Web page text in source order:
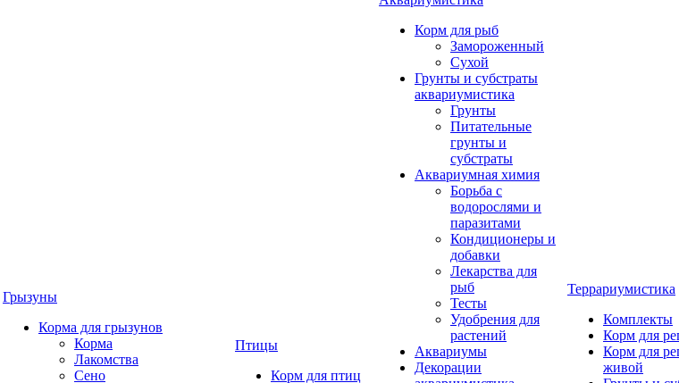
Грызуны
Корма для грызунов
Корма
Лакомства
Сено
Птицы
Корм для птиц
Корм для рыб
Замороженный
Сухой
Грунты и субстраты
аквариумистика
Грунты
Питательные
грунты и
субстраты
Аквариумная химия
Борьба с
водорослями и
паразитами
Кондиционеры и
добавки
Лекарства для
рыб
Тесты
Удобрения для
растений
Аквариумы
Декорации
Террариумистика
Комплекты
Корм для
Корм для
живой